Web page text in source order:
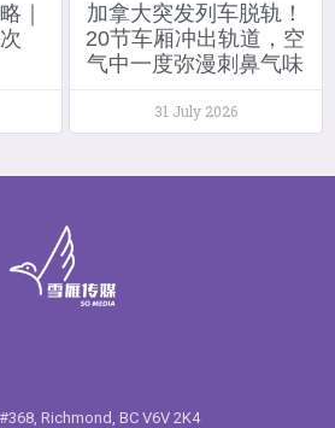
｜
加拿大突发列车脱轨！
20节车厢冲出轨道，空
气中一度弥漫刺鼻气味
31 July 2026
Richmond, BC V6V 2K4